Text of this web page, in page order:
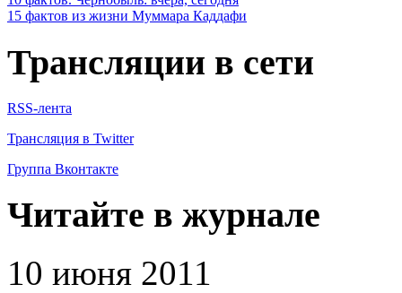
15 фактов из жизни Муммара Каддафи
Трансляции в сети
RSS-лента
Трансляция в Twitter
Группа Вконтакте
Читайте в журнале
10 июня 2011